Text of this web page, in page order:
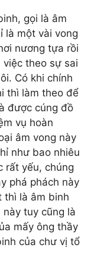
gọi là âm
là một vài vong
nương tựa rồi
theo sự sai
Có khi chính
thì làm theo để
được cúng đồ
vụ hoàn
âm vong này
như bao nhiêu
rất yếu, chúng
phá phách này
thì là âm binh
tuy cũng là
mấy ông thầy
của chư vị tổ